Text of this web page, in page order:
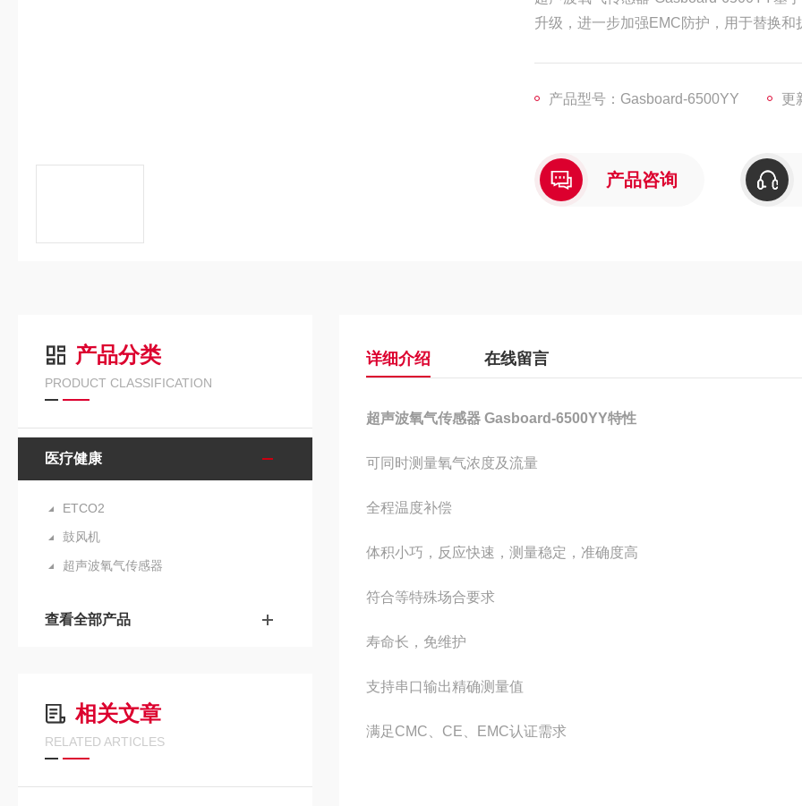
升级，进一步加强EMC防护，用于替换
产品型号：Gasboard-6500YY 更
产品咨询
产品分类
PRODUCT CLASSIFICATION
医疗健康
ETCO2
鼓风机
超声波氧气传感器
查看全部产品
相关文章
RELATED ARTICLES
详细介绍 在线留言
超声波氧气传感器 Gasboard-6500YY特性
可同时测量氧气浓度及流量
全程温度补偿
体积小巧，反应快速，测量稳定，准确度高
符合等特殊场合要求
寿命长，免维护
支持串口输出精确测量值
满足CMC CE EMC认证需求